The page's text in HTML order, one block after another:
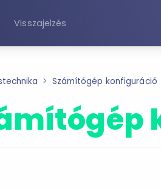
Visszajelzés
Számítógép konfiguráció